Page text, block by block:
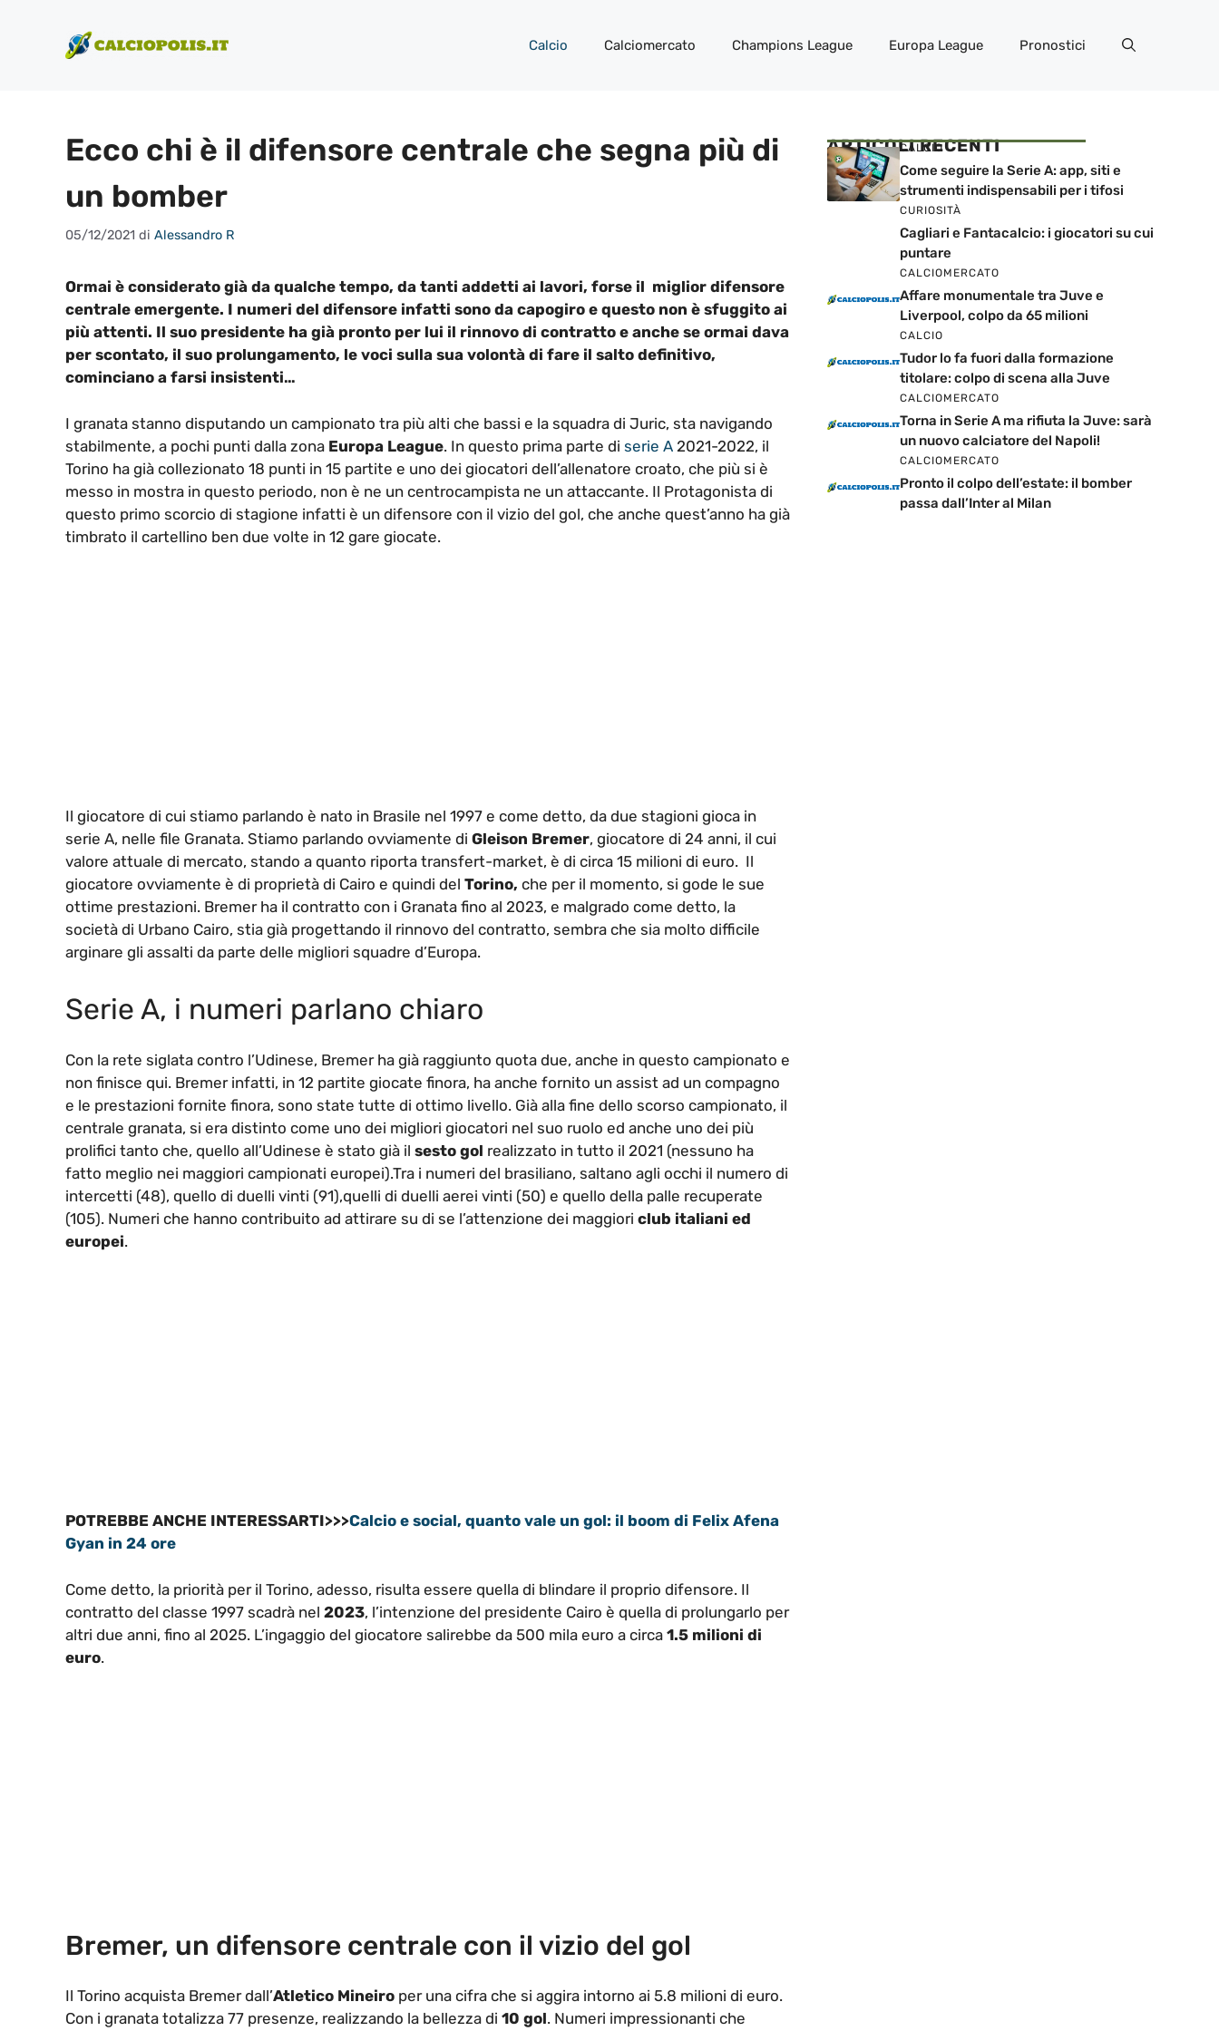
contenuto
Calcio Calciomercato Champions League Europa League Pronostici
Ecco chi è il difensore centrale che segna più di
un bomber
05/12/2021 di Alessandro R
Ormai è considerato già da qualche tempo, da tanti addetti ai lavori, forse il miglior difensore
centrale emergente. I numeri del difensore infatti sono da capogiro e questo non è sfuggito ai
più attenti. Il suo presidente ha già pronto per lui il rinnovo di contratto e anche se ormai dava
per scontato, il suo prolungamento, le voci sulla sua volontà di fare il salto definitivo,
cominciano a farsi insistenti…
I granata stanno disputando un campionato tra più alti che bassi e la squadra di Juric, sta navigando
stabilmente, a pochi punti dalla zona Europa League. In questo prima parte di serie A 2021-2022, il
Torino ha già collezionato 18 punti in 15 partite e uno dei giocatori dell’allenatore croato, che più si è
messo in mostra in questo periodo, non è ne un centrocampista ne un attaccante. Il Protagonista di
questo primo scorcio di stagione infatti è un difensore con il vizio del gol, che anche quest’anno ha già
timbrato il cartellino ben due volte in 12 gare giocate.
Il giocatore di cui stiamo parlando è nato in Brasile nel 1997 e come detto, da due stagioni gioca in
serie A, nelle file Granata. Stiamo parlando ovviamente di Gleison Bremer, giocatore di 24 anni, il cui
valore attuale di mercato, stando a quanto riporta transfert-market, è di circa 15 milioni di euro. Il
giocatore ovviamente è di proprietà di Cairo e quindi del Torino, che per il momento, si gode le sue
ottime prestazioni. Bremer ha il contratto con i Granata fino al 2023, e malgrado come detto, la
società di Urbano Cairo, stia già progettando il rinnovo del contratto, sembra che sia molto difficile
arginare gli assalti da parte delle migliori squadre d’Europa.
Serie A, i numeri parlano chiaro
Con la rete siglata contro l’Udinese, Bremer ha già raggiunto quota due, anche in questo campionato e
non finisce qui. Bremer infatti, in 12 partite giocate finora, ha anche fornito un assist ad un compagno
e le prestazioni fornite finora, sono state tutte di ottimo livello. Già alla fine dello scorso campionato, il
centrale granata, si era distinto come uno dei migliori giocatori nel suo ruolo ed anche uno dei più
prolifici tanto che, quello all’Udinese è stato già il sesto gol realizzato in tutto il 2021 (nessuno ha
fatto meglio nei maggiori campionati europei).Tra i numeri del brasiliano, saltano agli occhi il numero di
intercetti (48), quello di duelli vinti (91),quelli di duelli aerei vinti (50) e quello della palle recuperate
(105). Numeri che hanno contribuito ad attirare su di se l’attenzione dei maggiori club italiani ed
europei.
POTREBBE ANCHE INTERESSARTI>>>Calcio e social, quanto vale un gol: il boom di Felix Afena
Gyan in 24 ore
Come detto, la priorità per il Torino, adesso, risulta essere quella di blindare il proprio difensore. Il
contratto del classe 1997 scadrà nel 2023, l’intenzione del presidente Cairo è quella di prolungarlo per
altri due anni, fino al 2025. L’ingaggio del giocatore salirebbe da 500 mila euro a circa 1.5 milioni di
euro.
Bremer, un difensore centrale con il vizio del gol
Il Torino acquista Bremer dall’Atletico Mineiro per una cifra che si aggira intorno ai 5.8 milioni di euro.
Con i granata totalizza 77 presenze, realizzando la bellezza di 10 gol. Numeri impressionanti che
ARTICOLI RECENTI
CALCIO
Come seguire la Serie A: app, siti e
strumenti indispensabili per i tifosi
CURIOSITÀ
Cagliari e Fantacalcio: i giocatori su cui
puntare
CALCIOMERCATO
Affare monumentale tra Juve e
Liverpool, colpo da 65 milioni
CALCIO
Tudor lo fa fuori dalla formazione
titolare: colpo di scena alla Juve
CALCIOMERCATO
Torna in Serie A ma rifiuta la Juve: sarà
un nuovo calciatore del Napoli!
CALCIOMERCATO
Pronto il colpo dell’estate: il bomber
passa dall’Inter al Milan